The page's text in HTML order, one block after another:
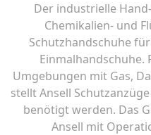
Der industrielle
Chemikalien- und
Schutzhandschuhe
Einmalhandschuhe.
Umgebungen mit Gas,
stellt Ansell
benötigt werden. Das
Ansell mit